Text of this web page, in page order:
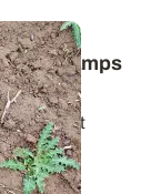
des champs